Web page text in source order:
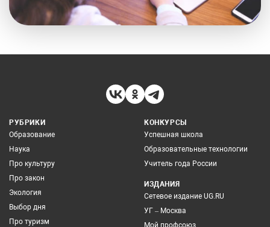
РУБРИКИ
Образование
Наука
Про культуру
Про закон
Экология
Выбор дня
Про туризм
КОНКУРСЫ
Успешная школа
Образовательные технологии
Учитель года России
ИЗДАНИЯ
Сетевое издание UG.RU
УГ – Москва
Мой профсоюз